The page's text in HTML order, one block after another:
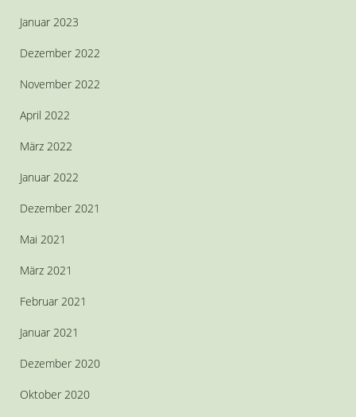
Januar 2023
Dezember 2022
November 2022
April 2022
März 2022
Januar 2022
Dezember 2021
Mai 2021
März 2021
Februar 2021
Januar 2021
Dezember 2020
Oktober 2020